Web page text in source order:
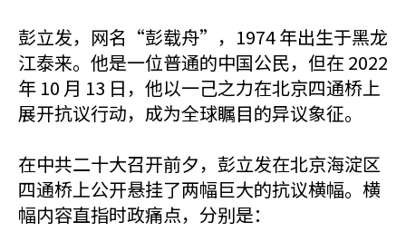
彭立发，网名“彭载舟”，1974 年出生于黑龙
江泰来。他是一位普通的中国公民，但在 2022
年 10 月 13 日，他以一己之力在北京四通桥上
展开抗议行动，成为全球瞩目的异议象征。
在中共二十大召开前夕，彭立发在北京海淀区
四通桥上公开悬挂了两幅巨大的抗议横幅。横
幅内容直指时政痛点，分别是：